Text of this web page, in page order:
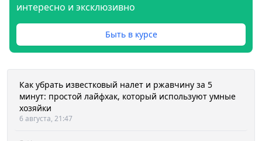
интересно и эксклюзивно
Быть в курсе
Как убрать известковый налет и ржавчину за 5
минут: простой лайфхак, который используют умные
хозяйки
6 августа, 21:47